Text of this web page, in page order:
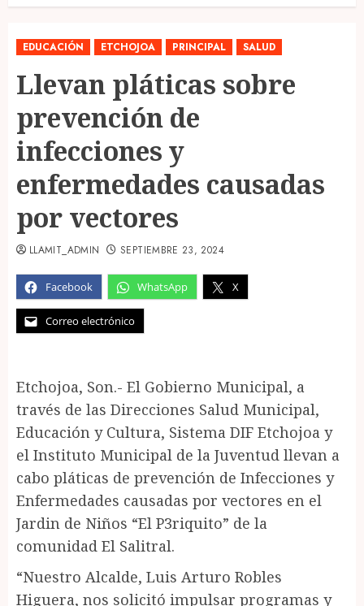
EDUCACIÓN ETCHOJOA PRINCIPAL SALUD
Llevan pláticas sobre
prevención de
infecciones y
enfermedades causadas
por vectores
Facebook WhatsApp X
Correo electrónico
LLAMIT_ADMIN SEPTIEMBRE 23, 2024
Etchojoa, Son.- El Gobierno Municipal, a
través de las Direcciones Salud Municipal,
Educación y Cultura, Sistema DIF Etchojoa y
el Instituto Municipal de la Juventud llevan a
cabo pláticas de prevención de Infecciones y
Enfermedades causadas por vectores en el
Jardin de Niños “El P3riquito” de la
comunidad El Salitral.
“Nuestro Alcalde, Luis Arturo Robles
Higuera, nos solicitó impulsar programas y